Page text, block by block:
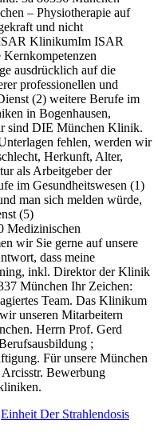
Einheit Der Strahlendosis